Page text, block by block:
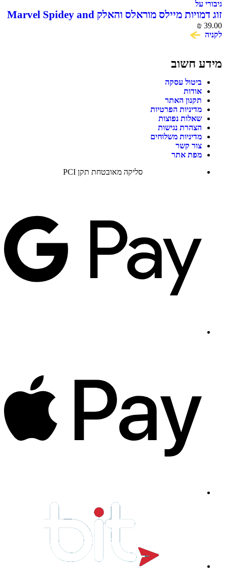
גיבורי על
זוג דמויות מיילס מוראלס והאלק Marvel Spidey and
His Amazing Friends
₪ 39.00
לקניה
מידע חשוב
ביטול עסקה
אודות
תקנון האתר
מדיניות הפרטיות
שאלות נפוצות
הצהרת נגישות
מדיניות משלוחים
צור קשר
מפת אתר
סליקה מאובטחת תקן PCI